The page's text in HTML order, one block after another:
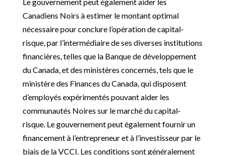
Canadiens Noirs à estimer le montant optimal
nécessaire pour conclure l’opération de capital-
risque, par l’intermédiaire de ses diverses institutions
financières, telles que la Banque de développement
du Canada, et des ministères concernés, tels que le
ministère des Finances du Canada, qui disposent
d’employés expérimentés pouvant aider les
communautés Noires sur le marché du capital-
risque. Le gouvernement peut également fournir un
financement à l’entrepreneur et à l’investisseur par le
biais de la VCCI. Les conditions sont généralement